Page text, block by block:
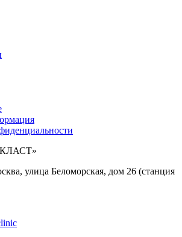
улица Беломорская, дом 26 (станция